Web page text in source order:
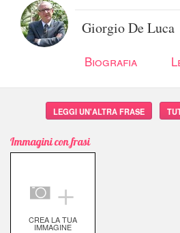
Giorgio De Luca
Biografia
LEGGI UN'ALTRA FRASE
Immagini con frasi
＋
CREA LA TUA
IMMAGINE